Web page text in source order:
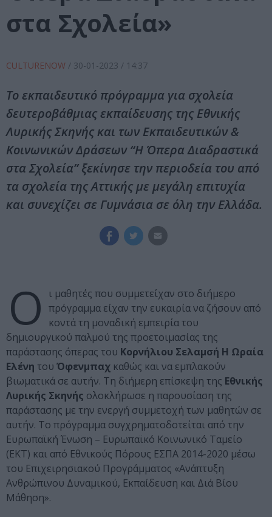
στα Σχολεία»
CULTURENOW / 30-01-2023 / 14:37
Το εκπαιδευτικό πρόγραμμα για σχολεία
δευτεροβάθμιας εκπαίδευσης της Εθνικής
Λυρικής Σκηνής και των Εκπαιδευτικών &
Κοινωνικών Δράσεων “Η Όπερα Διαδραστικά
στα Σχολεία” ξεκίνησε την περιοδεία του από
τα σχολεία της Αττικής με μεγάλη επιτυχία
και συνεχίζει σε Γυμνάσια σε όλη την Ελλάδα.
Ο
ι μαθητές που συμμετείχαν στο διήμερο
πρόγραμμα είχαν την ευκαιρία να ζήσουν από
κοντά τη μοναδική εμπειρία του
δημιουργικού παλμού της προετοιμασίας της
παράστασης όπερας του Κορνήλιου Σελαμσή Η Ωραία
Ελένη του Όφενμπαχ καθώς και να εμπλακούν
βιωματικά σε αυτήν. Τη διήμερη επίσκεψη της Εθνικής
Λυρικής Σκηνής ολοκλήρωσε η παρουσίαση της
παράστασης με την ενεργή συμμετοχή των μαθητών σε
αυτήν. Το πρόγραμμα συγχρηματοδοτείται από την
Ευρωπαϊκή Ένωση – Ευρωπαϊκό Κοινωνικό Ταμείο
(ΕΚΤ) και από Εθνικούς Πόρους ΕΣΠΑ 2014-2020 μέσω
του Επιχειρησιακού Προγράμματος «Ανάπτυξη
Ανθρώπινου Δυναμικού, Εκπαίδευση και Διά Βίου
Μάθηση».